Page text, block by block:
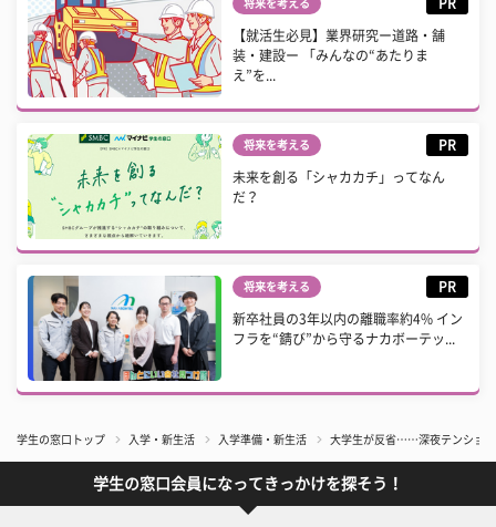
将来を考える PR
【就活生必見】業界研究ー道路・舗
装・建設ー 「みんなの“あたりま
え”を...
将来を考える PR
未来を創る「シャカカチ」ってなん
だ？
将来を考える PR
新卒社員の3年以内の離職率約4% イン
フラを“錆び”から守るナカボーテッ...
学生の窓口トップ 入学・新生活 入学準備・新生活 大学生が反省……深夜テンション
学生の窓口会員になってきっかけを探そう！